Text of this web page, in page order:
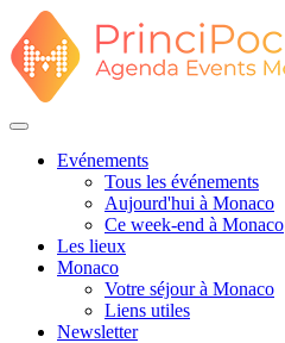
Evénements
Tous les événements
Aujourd'hui à Monaco
Ce week-end à Monaco
Les lieux
Monaco
Votre séjour à Monaco
Liens utiles
Newsletter